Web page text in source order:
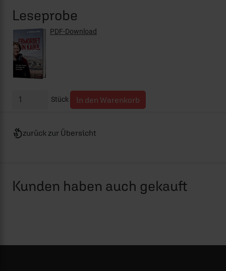
Leseprobe
PDF-Download
Stück
zurück zur Übersicht
Kunden haben auch gekauft